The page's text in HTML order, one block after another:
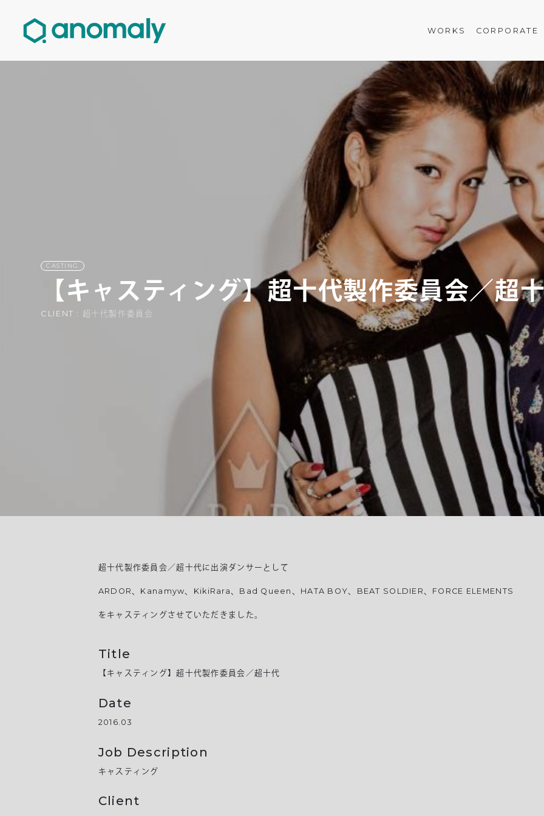
WORKS CORPORATE
CASTING
【キャスティング】超十代製作委員会／超
CLIENT : 超十代製作委員会
超十代製作委員会／超十代に出演ダンサーとして
ARDOR、Kanamyw、KikiRara、Bad Queen、HATA BOY、BEAT SOLDIER、FORCE ELEMENTS
をキャスティングさせていただきました。
Title
【キャスティング】超十代製作委員会／超十代
Date
2016.03
Job Description
キャスティング
Client